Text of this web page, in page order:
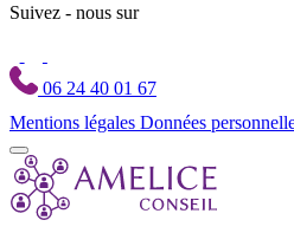
Suivez - nous sur
06 24 40 01 67
Mentions légales Données